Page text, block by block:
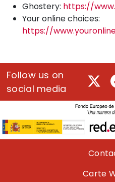
Ghostery: https://
Your online choices:
https://
Follow us on
social media
Pie de página
Carte